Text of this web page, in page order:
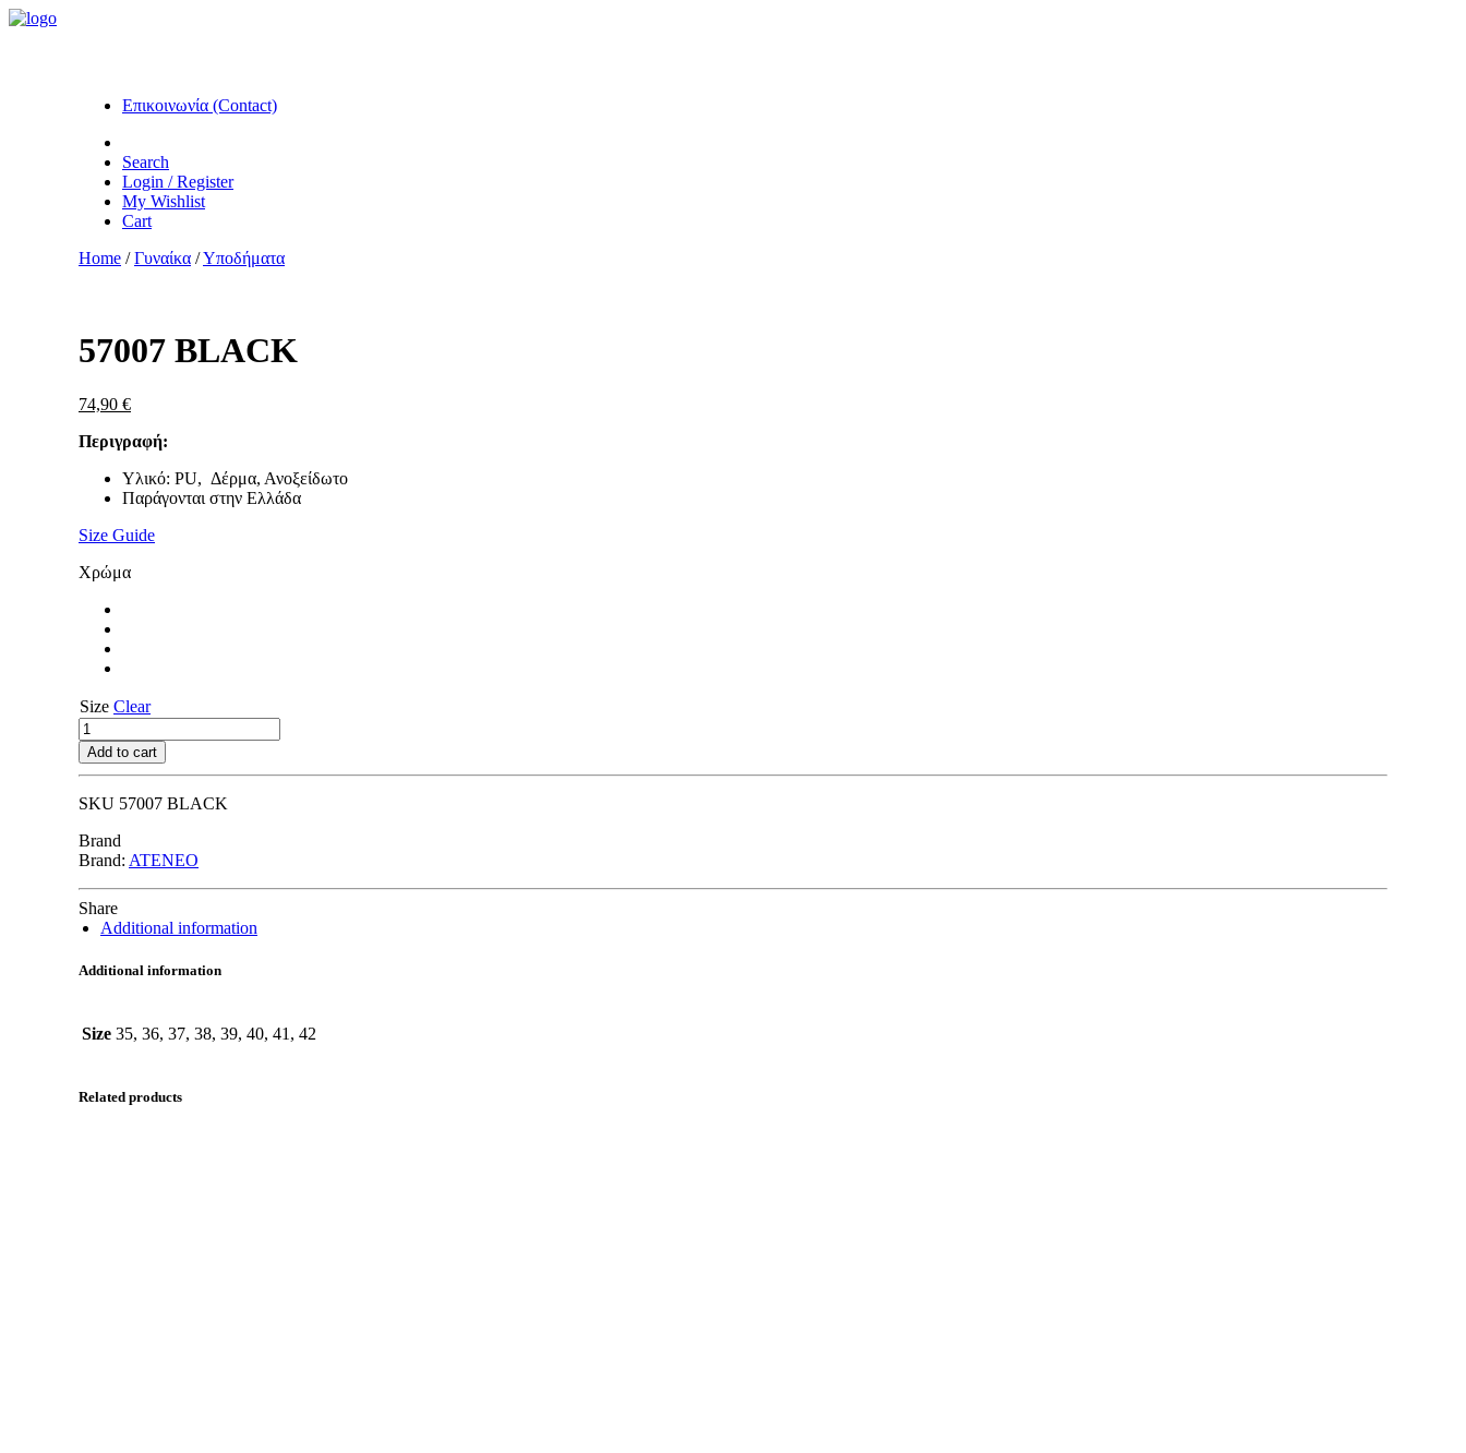
Επικοινωνία (Contact)
Search
Login / Register
My Wishlist
Cart
Home /Γυναίκα /Υποδήματα
57007 BLACK
74,90 €
Περιγραφή:
Υλικό: PU, Δέρμα, Ανοξείδωτο
Παράγονται στην Ελλάδα
Size Guide
Χρώμα
Size Clear
57007
BLACK
quantity
Add to cart
SKU 57007 BLACK
Brand
Brand: ATENEO
Share
Additional information
Additional information
Size 35, 36, 37, 38, 39, 40, 41, 42
Related products